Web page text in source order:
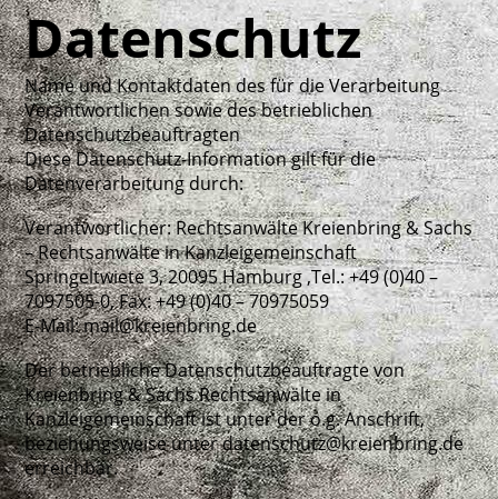
Datenschutz
Name und Kontaktdaten des für die Verarbeitung
Verantwortlichen sowie des betrieblichen
Datenschutzbeauftragten
Diese Datenschutz-Information gilt für die
Datenverarbeitung durch:
Verantwortlicher: Rechtsanwälte Kreienbring & Sachs
– Rechtsanwälte in Kanzleigemeinschaft
Springeltwiete 3, 20095 Hamburg ,Tel.: +49 (0)40 –
7097505-0, Fax: +49 (0)40 – 70975059
E-Mail: mail@kreienbring.de
Der betriebliche Datenschutzbeauftragte von
Kreienbring & Sachs Rechtsanwälte in
Kanzleigemeinschaft ist unter der o.g. Anschrift,
beziehungsweise unter datenschutz@kreienbring.de
erreichbar.